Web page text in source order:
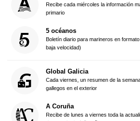
Recibe cada miércoles la información
primario
5 océanos
Boletín diario para marineros en
baja velocidad)
Global Galicia
Cada viernes, un resumen de la
gallegos en el exterior
A Coruña
Recibe de lunes a viernes toda la